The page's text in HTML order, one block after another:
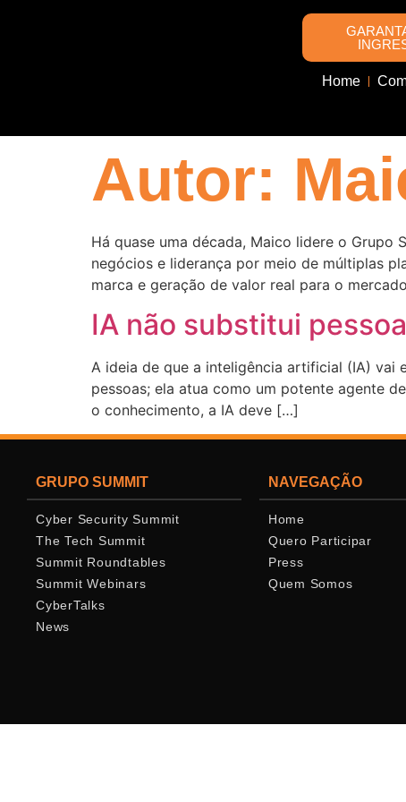
Home
Autor:
Há quase uma década, Maico lidere o
negócios e liderança por meio de múltiplas
marca e geração de valor real para o
IA não substitui
A ideia de que a inteligência artificial (IA) vai
pessoas; ela atua como um potente agente
o conhecimento, a IA deve […]
GRUPO SUMMIT
Cyber Security Summit
The Tech Summit
Summit Roundtables
Summit Webinars
CyberTalks
News
NAVEGAÇÃO
Home
Quero Participar
Press
Quem Somos